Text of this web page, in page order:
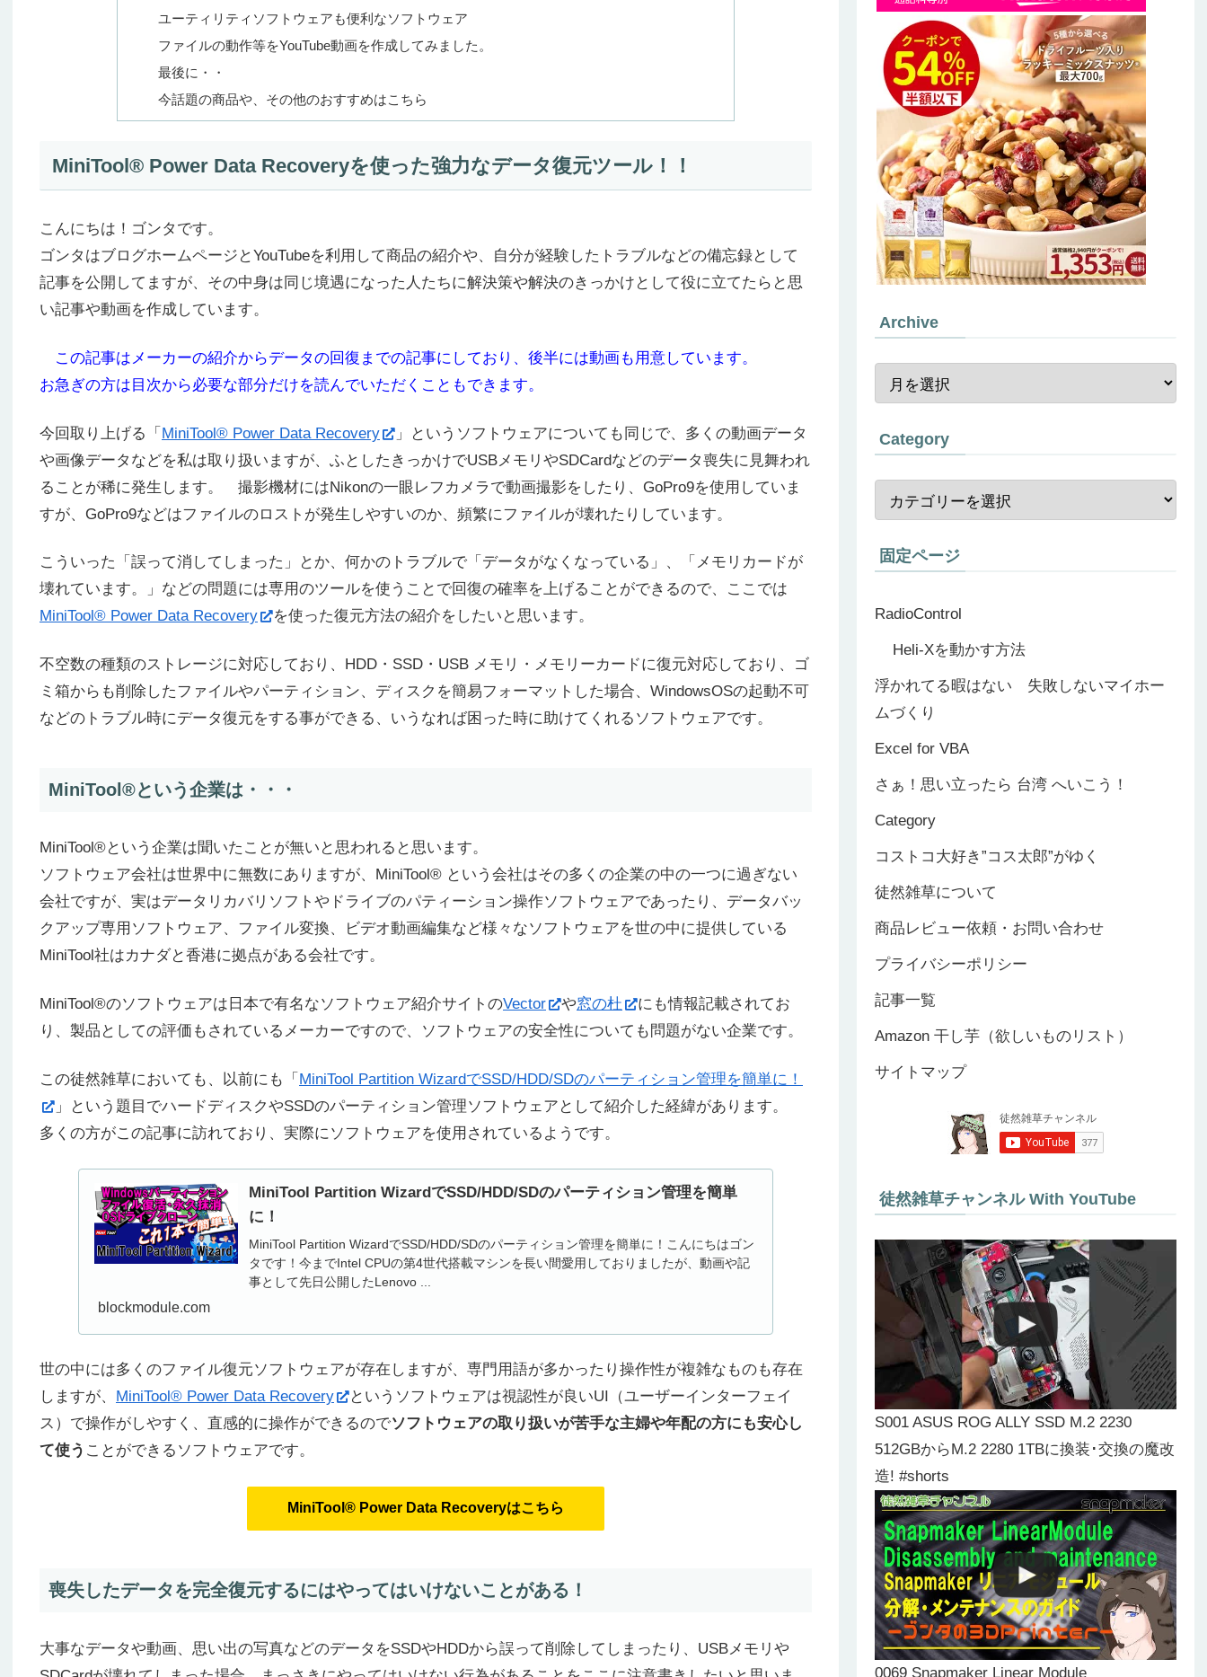
ユーティリティソフトウェアも便利なソフトウェア
ファイルの動作等をYouTube動画を作成してみました。
最後に・・
今話題の商品や、その他のおすすめはこちら
MiniTool® Power Data Recoveryを使った強力なデータ復元ツール！！
こんにちは！ゴンタです。
ゴンタはブログホームページとYouTubeを利用して商品の紹介や、自分が経験したトラブルなどの備忘録として
記事を公開してますが、その中身は同じ境遇になった人たちに解決策や解決のきっかけとして役に立てたらと思
い記事や動画を作成しています。
この記事はメーカーの紹介からデータの回復までの記事にしており、後半には動画も用意しています。
お急ぎの方は目次から必要な部分だけを読んでいただくこともできます。
今回取り上げる「 MiniTool® Power Data Recovery
」というソフトウェアについても同じで、多くの動画データ
や画像データなどを私は取り扱いますが、ふとしたきっかけでUSBメモリやSDCardなどのデータ喪失に見舞われ
ることが稀に発生します。 撮影機材にはNikonの一眼レフカメラで動画撮影をしたり、GoPro9を使用していま
すが、GoPro9などはファイルのロストが発生しやすいのか、頻繁にファイルが壊れたりしています。
こういった「誤って消してしまった」とか、何かのトラブルで「データがなくなっている」、「メモリカードが
壊れています。」などの問題には専用のツールを使うことで回復の確率を上げることができるので、ここでは
MiniTool® Power Data Recovery
を使った復元方法の紹介をしたいと思います。
不空数の種類のストレージに対応しており、HDD・SSD・USB メモリ・メモリーカードに復元対応しており、ゴ
ミ 箱からも削除したファイルやパーティション、ディスクを簡易フォーマットした場合、WindowsOSの起動不可
などのトラブル時にデータ復元をする事ができる、いうなれば困った時に助けてくれるソフトウェアです。
MiniTool®という企業は・・・
MiniTool®という企業は聞いたことが無いと思われると思います。
ソフトウェア会社は世界中に無数にありますが、MiniTool® という会社はその多くの企業の中の一つに過ぎない
会社ですが、実はデータリカバリソフトやドライブのパティーション操作ソフトウェアであったり、データバッ
クアップ専用ソフトウェア、ファイル変換、ビデオ動画編集など様々なソフトウェアを世の中に提供している
MiniTool社はカナダと香港に拠点がある会社です。
MiniTool®のソフトウェアは日本で有名なソフトウェア紹介サイトのVector や窓の杜
にも情報記載されてお
り、製品としての評価もされているメーカーですので、ソフトウェアの安全性についても問題がない企業です。
この徒然雑草においても、以前にも「 MiniTool Partition WizardでSSD/HDD/SDのパーティション管理を簡単に！
」という題目でハードディスクやSSDのパーティション管理ソフトウェアとして紹介した経緯があります。
多くの方がこの記事に訪れており、実際にソフトウェアを使用されているようです。
MiniTool Partition WizardでSSD/HDD/SDのパーティション管理を簡単
に！
MiniTool Partition WizardでSSD/HDD/SDのパーティション管理を簡単に！こんにちはゴン
タです！今までIntel CPUの第4世代搭載マシンを長い間愛用しておりましたが、動画や記
事として先日公開したLenovo ...
blockmodule.com
世の中には多くのファイル復元ソフトウェアが存在しますが、専門用語が多かったり操作性が複雑なものも存在
しますが、 MiniTool® Power Data Recovery
というソフトウェアは視認性が良いUI（ユーザーインターフェイ
ス）で操作がしやすく、直感的に操作ができるのでソフトウェアの取り扱いが苦手な主婦や年配の方にも安心し
て使う ことができるソフトウェアです。
MiniTool® Power Data Recoveryはこちら
喪失したデータを完全復元するにはやってはいけないことがある！
大事なデータや動画、思い出の写真などのデータをSSDやHDDから誤って削除してしまったり、USBメモリや
Archive
Category
固定ページ
RadioControl
Heli-Xを動かす方法
浮かれてる暇はない 失敗しないマイホー
ムづくり
Excel for VBA
さぁ！思い立ったら 台湾 へいこう！
Category
コストコ大好き”コス太郎”がゆく
徒然雑草について
商品レビュー依頼・お問い合わせ
プライバシーポリシー
記事一覧
Amazon 干し芋（欲しいものリスト）
サイトマップ
徒然雑草チャンネル With YouTube
S001 ASUS ROG ALLY SSD M.2 2230
512GBからM.2 2280 1TBに換装･交換の魔改
造! #shorts
0069 Snapmaker Linear Module